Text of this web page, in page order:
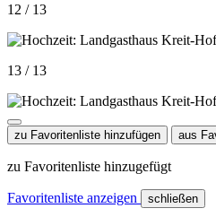
12 / 13
13 / 13
zu Favoritenliste hinzufügen aus
zu Favoritenliste hinzugefügt
Favoritenliste anzeigen schließen